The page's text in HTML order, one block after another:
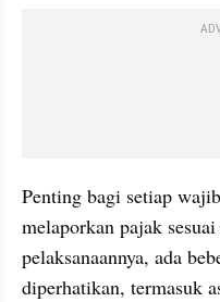
Penting bagi setiap wajib
melaporkan pajak
pelaksanaannya, ada
diperhatikan, termasuk